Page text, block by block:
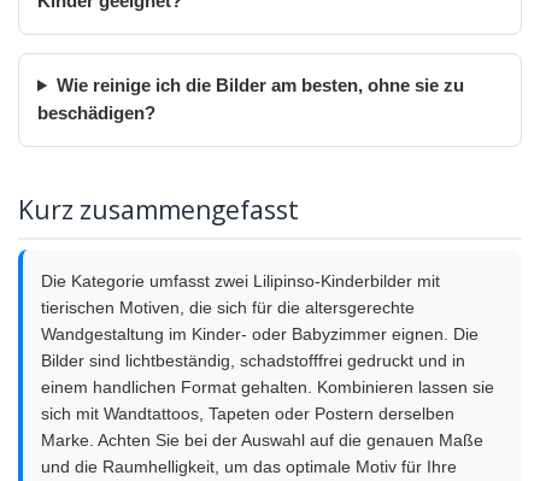
Wie reinige ich die Bilder am besten, ohne sie zu
beschädigen?
Kurz zusammengefasst
Die Kategorie umfasst zwei Lilipinso-Kinderbilder mit
tierischen Motiven, die sich für die altersgerechte
Wandgestaltung im Kinder- oder Babyzimmer eignen. Die
Bilder sind lichtbeständig, schadstofffrei gedruckt und in
einem handlichen Format gehalten. Kombinieren lassen sie
sich mit Wandtattoos, Tapeten oder Postern derselben
Marke. Achten Sie bei der Auswahl auf die genauen Maße
und die Raumhelligkeit, um das optimale Motiv für Ihre